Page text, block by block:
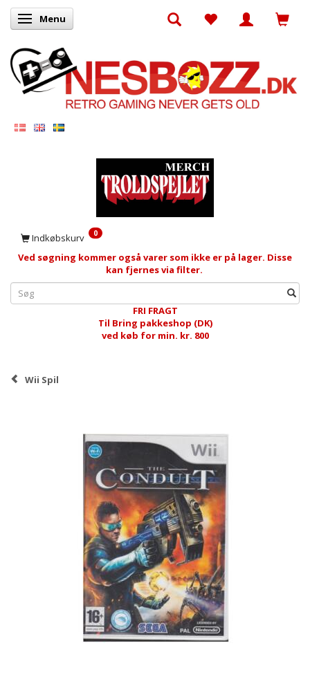
Skifte navigation
Menu
Indkøbskurv 0
Ved søgning kommer også varer som ikke er på lager. Disse
kan fjernes via filter.
FRI FRAGT
Til Bring pakkeshop (DK)
ved køb for min. kr. 800
Wii Spil